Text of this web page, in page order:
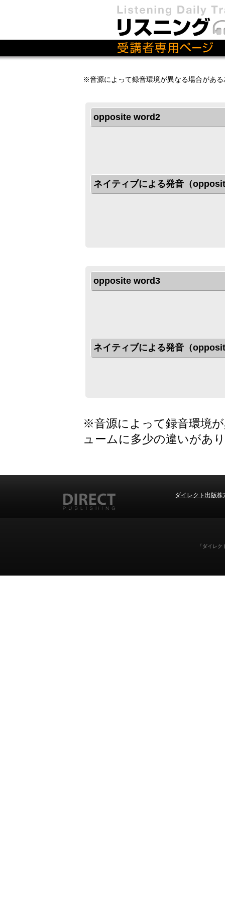
※音源によって録音環境が異なる場合があ
opposite word2
ネイティブによる発音（
opposite word3
ネイティブによる発音（
※音源によって録音環境
ュームに多少の違いがあ
ダイレクト出版株
「ダイレ